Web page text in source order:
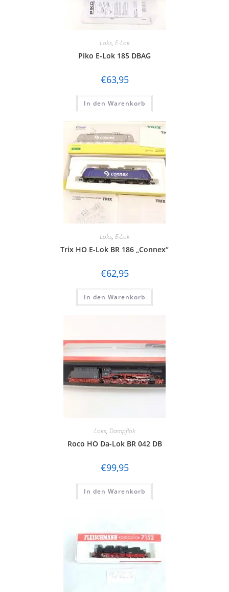
Loks, E-Lok
Piko E-Lok 185 DBAG
€63,95
In den Warenkorb
Loks, E-Lok
Trix HO E-Lok BR 186 „Connex“
€62,95
In den Warenkorb
Loks, Dampflok
Roco HO Da-Lok BR 042 DB
€99,95
In den Warenkorb